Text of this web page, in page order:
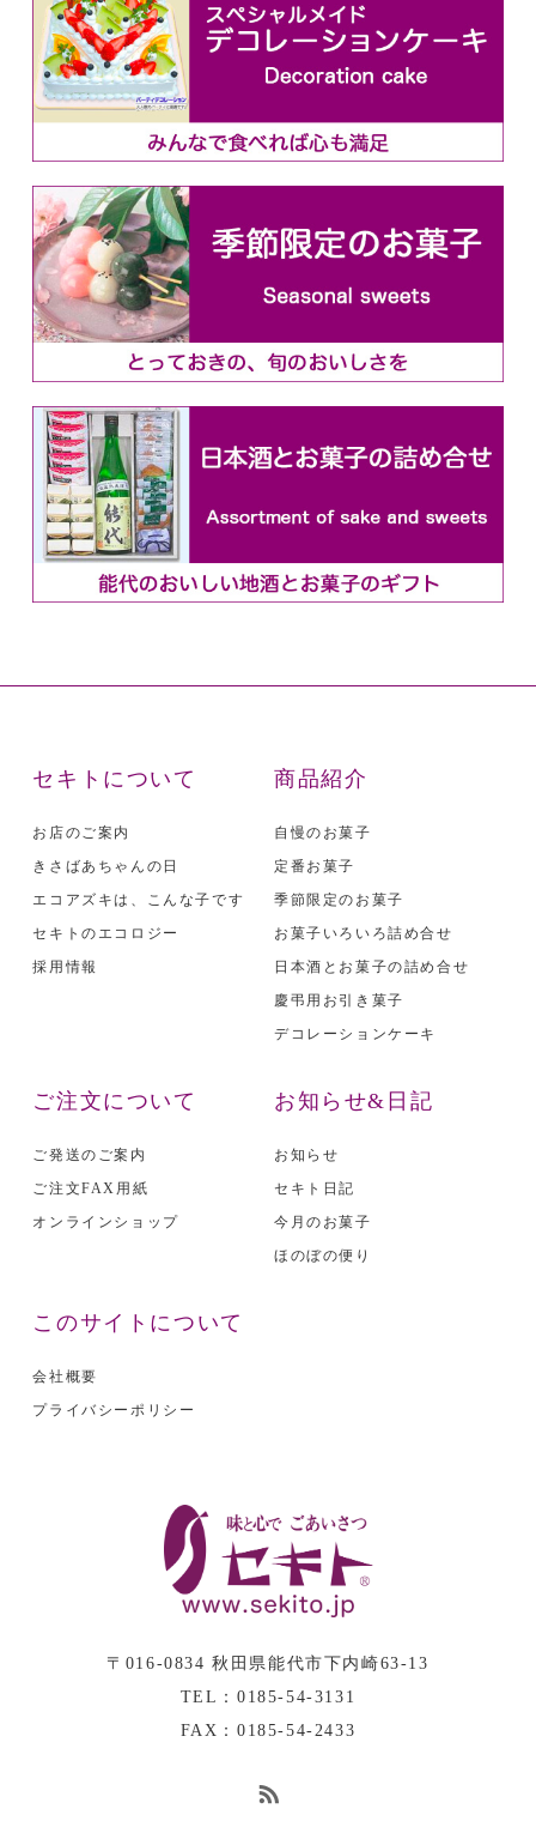
セキトについて
お店のご案内
きさばあちゃんの日
エコアズキは、こんな子です
セキトのエコロジー
採用情報
商品紹介
自慢のお菓子
定番お菓子
季節限定のお菓子
お菓子いろいろ詰め合せ
日本酒とお菓子の詰め合せ
慶弔用お引き菓子
デコレーションケーキ
ご注文について
ご発送のご案内
ご注文FAX用紙
オンラインショップ
お知らせ&日記
お知らせ
セキト日記
今月のお菓子
ほのぼの便り
このサイトについて
会社概要
プライバシーポリシー
〒016-0834 秋田県能代市下内崎63-13
TEL：0185-54-3131
FAX：0185-54-2433